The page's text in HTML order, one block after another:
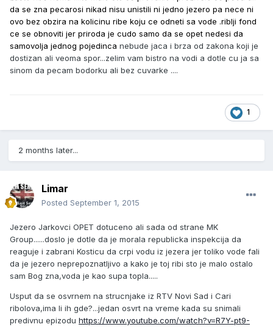
da se zna pecarosi nikad nisu unistili ni jedno jezero pa nece ni
ovo bez obzira na kolicinu ribe koju ce odneti sa vode .riblji fond
ce se obnoviti jer priroda je cudo samo da se opet nedesi da
samovolja jednog pojedinca nebude jaca i brza od zakona koji je
dostizan ali veoma spor...zelim vam bistro na vodi a dotle cu ja sa
sinom da pecam bodorku ali bez cuvarke ....
1
2 months later...
Limar
Posted September 1, 2015
Jezero Jarkovci OPET dotuceno ali sada od strane MK
Group......doslo je dotle da je morala republicka inspekcija da
reaguje i zabrani Kosticu da crpi vodu iz jezera jer toliko vode fali
da je jezero neprepoznatljivo a kako je toj ribi sto je malo ostalo
sam Bog zna,voda je kao supa topla.....
Usput da se osvrnem na strucnjake iz RTV Novi Sad i Cari
ribolova,ima li ih gde?...jedan osvrt na vreme kada su snimali
predivnu epizodu https://www.youtube.com/watch?v=R7Y-pt9-